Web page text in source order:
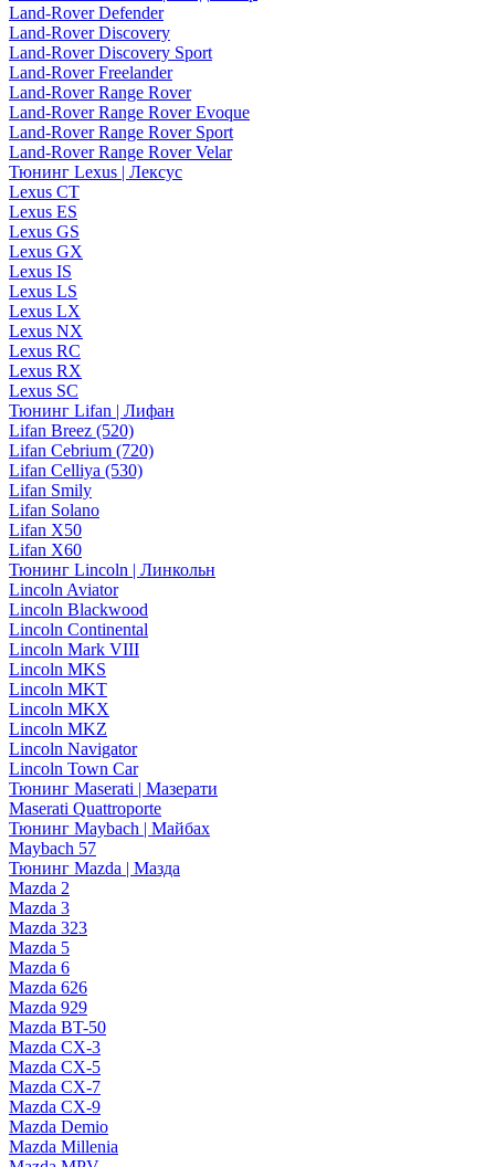
Land-Rover Defender
Land-Rover Discovery
Land-Rover Discovery Sport
Land-Rover Freelander
Land-Rover Range Rover
Land-Rover Range Rover Evoque
Land-Rover Range Rover Sport
Land-Rover Range Rover Velar
Тюнинг Lexus | Лексус
Lexus CT
Lexus ES
Lexus GS
Lexus GX
Lexus IS
Lexus LS
Lexus LX
Lexus NX
Lexus RC
Lexus RX
Lexus SC
Тюнинг Lifan | Лифан
Lifan Breez (520)
Lifan Cebrium (720)
Lifan Celliya (530)
Lifan Smily
Lifan Solano
Lifan X50
Lifan X60
Тюнинг Lincoln | Линкольн
Lincoln Aviator
Lincoln Blackwood
Lincoln Continental
Lincoln Mark VIII
Lincoln MKS
Lincoln MKT
Lincoln MKX
Lincoln MKZ
Lincoln Navigator
Lincoln Town Car
Тюнинг Maserati | Мазерати
Maserati Quattroporte
Тюнинг Maybach | Майбах
Maybach 57
Тюнинг Mazda | Мазда
Mazda 2
Mazda 3
Mazda 323
Mazda 5
Mazda 6
Mazda 626
Mazda 929
Mazda BT-50
Mazda CX-3
Mazda CX-5
Mazda CX-7
Mazda CX-9
Mazda Demio
Mazda Millenia